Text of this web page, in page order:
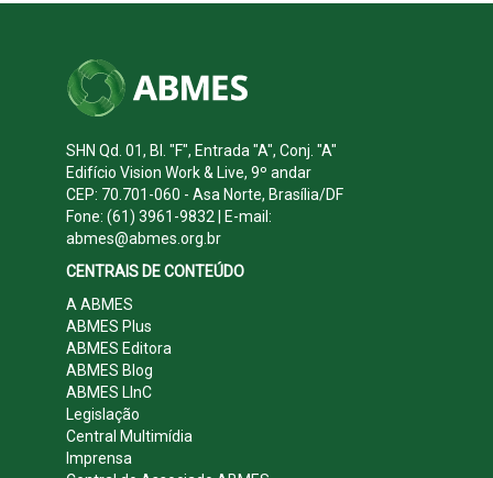
SHN Qd. 01, Bl. "F", Entrada "A", Conj. "A"
Edifício Vision Work & Live, 9º andar
CEP: 70.701-060 - Asa Norte, Brasília/DF
Fone: (61) 3961-9832 | E-mail:
abmes@abmes.org.br
CENTRAIS DE CONTEÚDO
A ABMES
ABMES Plus
ABMES Editora
ABMES Blog
ABMES LInC
Legislação
Central Multimídia
Imprensa